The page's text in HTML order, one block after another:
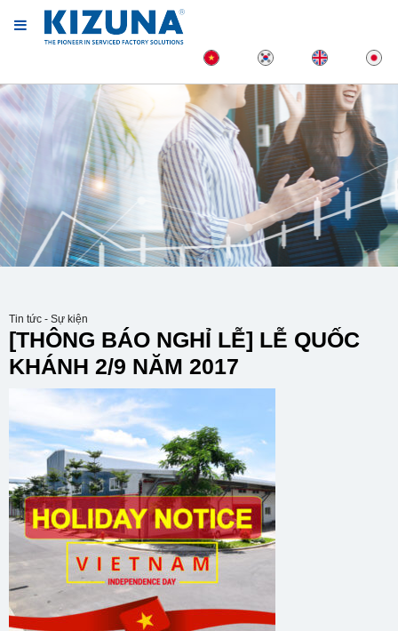
Tin tức - Sự kiện
[THÔNG BÁO NGHỈ LỄ] LỄ QUỐC
KHÁNH 2/9 NĂM 2017